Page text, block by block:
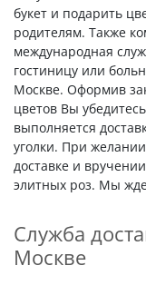
букет и подарить
родителям. Также
международная
гостиницу или
Москве. Оформив
цветов Вы
выполняется
уголки. При
доставке и
элитных роз. Мы
Служба
Москве